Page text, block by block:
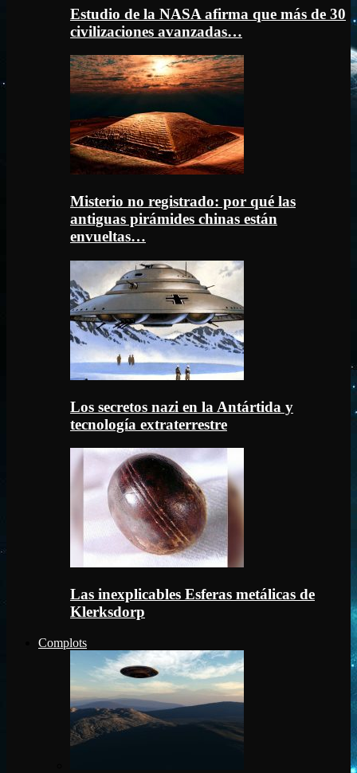
Estudio de la NASA afirma que más de 30
civilizaciones avanzadas…
Misterio no registrado: por qué las
antiguas pirámides chinas están
envueltas…
Los secretos nazi en la Antártida y
tecnología extraterrestre
Las inexplicables Esferas metálicas de
Klerksdorp
Complots